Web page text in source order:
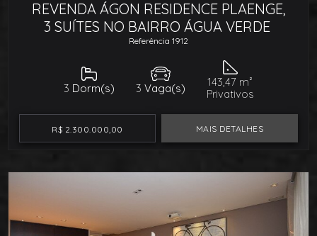
REVENDA ÁGON RESIDENCE PLAENGE,
3 SUÍTES NO BAIRRO ÁGUA VERDE
Referência 1912
3 Dorm(s) 3 Vaga(s)
143,47 m²
Privativos
R$ 2.300.000,00 MAIS DETALHES